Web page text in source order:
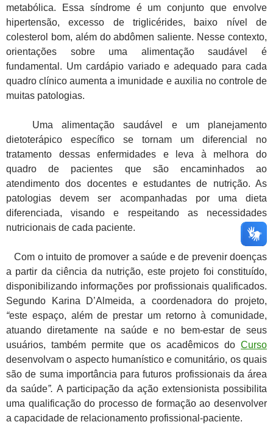
metabólica. Essa síndrome é um conjunto que envolve
hipertensão, excesso de triglicérides, baixo nível de
colesterol bom, além do abdômen saliente. Nesse contexto,
orientações sobre uma alimentação saudável é
fundamental. Um cardápio variado e adequado para cada
quadro clínico aumenta a imunidade e auxilia no controle de
muitas patologias.
Uma alimentação saudável e um planejamento
dietoterápico específico se tornam um diferencial no
tratamento dessas enfermidades e leva à melhora do
quadro de pacientes que são encaminhados ao
atendimento dos docentes e estudantes de nutrição. As
patologias devem ser acompanhadas por uma dieta
diferenciada, visando e respeitando as necessidades
nutricionais de cada paciente.
Com o intuito de promover a saúde e de prevenir doenças
a partir da ciência da nutrição, este projeto foi constituído,
disponibilizando informações por profissionais qualificados.
Segundo Karina D’Almeida, a coordenadora do projeto,
“este espaço, além de prestar um retorno à comunidade,
atuando diretamente na saúde e no bem-estar de seus
usuários, também permite que os acadêmicos do Curso
desenvolvam o aspecto humanístico e comunitário, os quais
são de suma importância para futuros profissionais da área
da saúde”. A participação da ação extensionista possibilita
uma qualificação do processo de formação ao desenvolver
a capacidade de relacionamento profissional-paciente.